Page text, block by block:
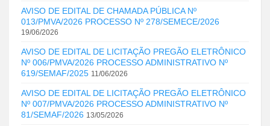
AVISO DE EDITAL DE CHAMADA PÚBLICA Nº
013/PMVA/2026 PROCESSO Nº 278/SEMECE/2026
19/06/2026
AVISO DE EDITAL DE LICITAÇÃO PREGÃO ELETRÔNICO
Nº 006/PMVA/2026 PROCESSO ADMINISTRATIVO Nº
619/SEMAF/2025 11/06/2026
AVISO DE EDITAL DE LICITAÇÃO PREGÃO ELETRÔNICO
Nº 007/PMVA/2026 PROCESSO ADMINISTRATIVO Nº
81/SEMAF/2026 13/05/2026